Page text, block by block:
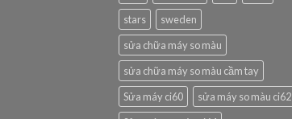
stars
sweden
sửa chữa máy so màu
sửa chữa máy so màu cầm tay
Sửa máy ci60
sửa máy so màu ci62